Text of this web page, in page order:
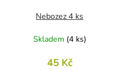
Nebozez 4 ks
Skladem (4 ks)
45 Kč